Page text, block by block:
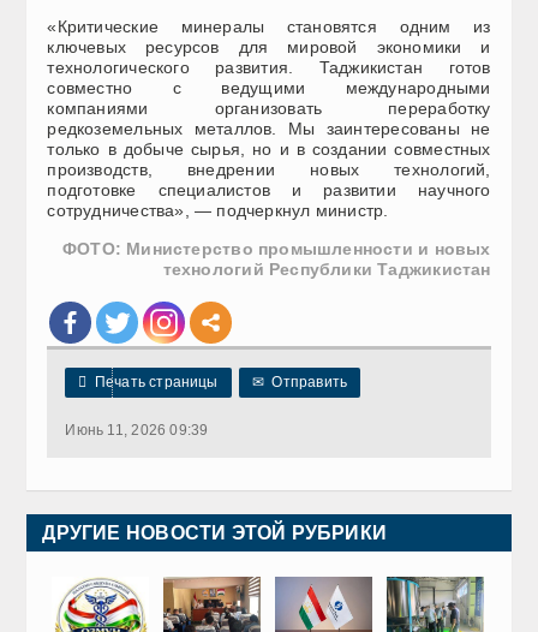
«Критические минералы становятся одним из
ключевых ресурсов для мировой экономики и
технологического развития. Таджикистан готов
совместно с ведущими международными
компаниями организовать переработку
редкоземельных металлов. Мы заинтересованы не
только в добыче сырья, но и в создании совместных
производств, внедрении новых технологий,
подготовке специалистов и развитии научного
сотрудничества», — подчеркнул министр.
ФОТО: Министерство промышленности и новых
технологий Республики Таджикистан
 Печать страницы ✉ Отправить
Июнь 11, 2026 09:39
ДРУГИЕ НОВОСТИ ЭТОЙ РУБРИКИ